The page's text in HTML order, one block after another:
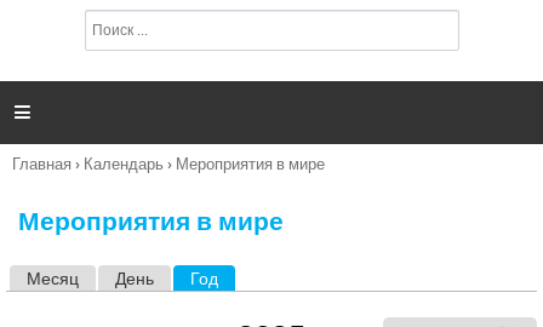
п
и

Вы
Главная › Календарь › Мероприятия в мире
Мероприятия в мире
Месяц День Год